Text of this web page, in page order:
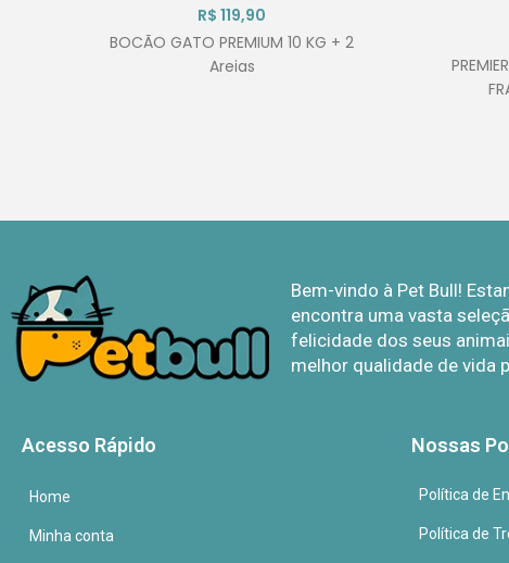
R$ 119,90
BOCÃO GATO PREMIUM 10 KG + 2
Areias
Bem-vindo à Pet Bull!
encontra uma vasta
felicidade dos seus
melhor qualidade de vida
Acesso Rápido
Home
Minha conta
Nossas
Política de
Política de